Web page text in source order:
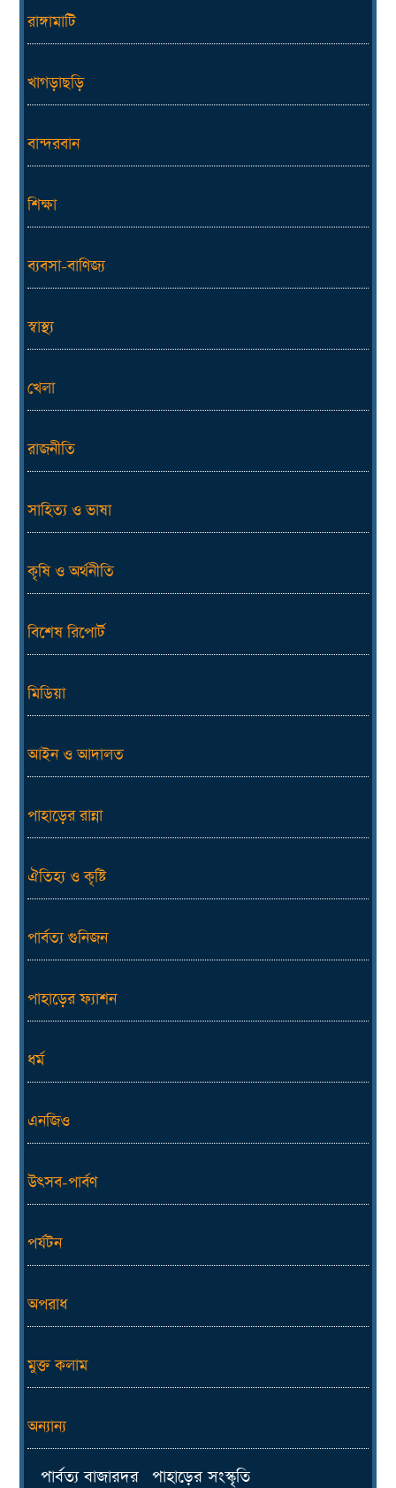
রাঙ্গামাটি
খাগড়াছড়ি
বান্দরবান
শিক্ষা
ব্যবসা-বাণিজ্য
স্বাস্থ্য
খেলা
রাজনীতি
সাহিত্য ও ভাষা
কৃষি ও অর্থনীতি
বিশেষ রিপোর্ট
মিডিয়া
আইন ও আদালত
পাহাড়ের রান্না
ঐতিহ্য ও কৃষ্টি
পার্বত্য গুনিজন
পাহাড়ের ফ্যাশন
ধর্ম
এনজিও
উৎসব-পার্বণ
পর্যটন
অপরাধ
মুক্ত কলাম
অন্যান্য
পার্বত্য বাজারদর পাহাড়ের সংস্কৃতি